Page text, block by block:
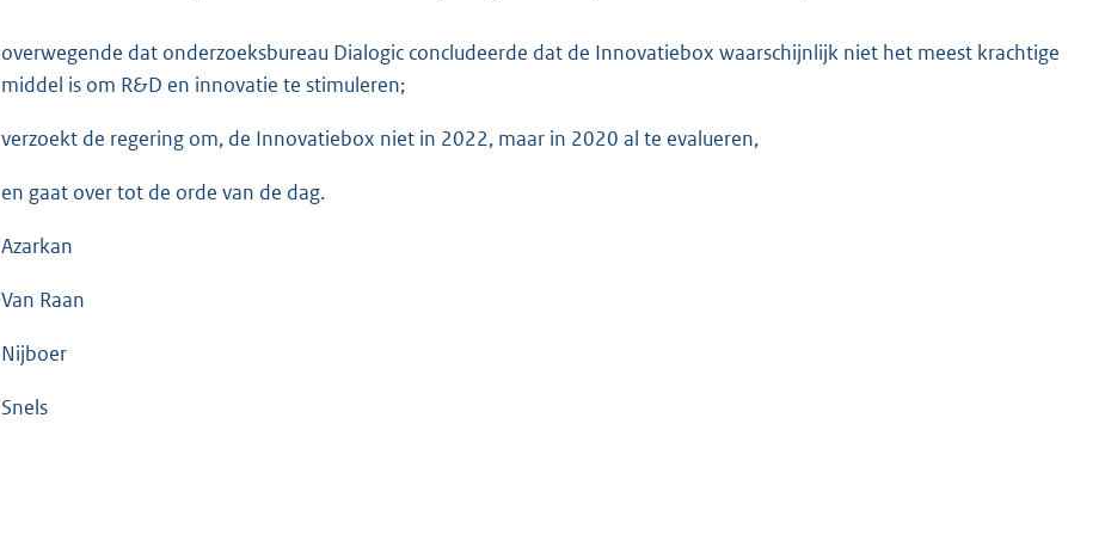
overwegende dat onderzoeksbureau Dialogic concludeerde dat de Innovatiebox waarschijnlijk niet het meest krachtige
middel is om R&D en innovatie te stimuleren;
verzoekt de regering om, de Innovatiebox niet in 2022, maar in 2020 al te evalueren,
en gaat over tot de orde van de dag.
Azarkan
Van Raan
Nijboer
Snels